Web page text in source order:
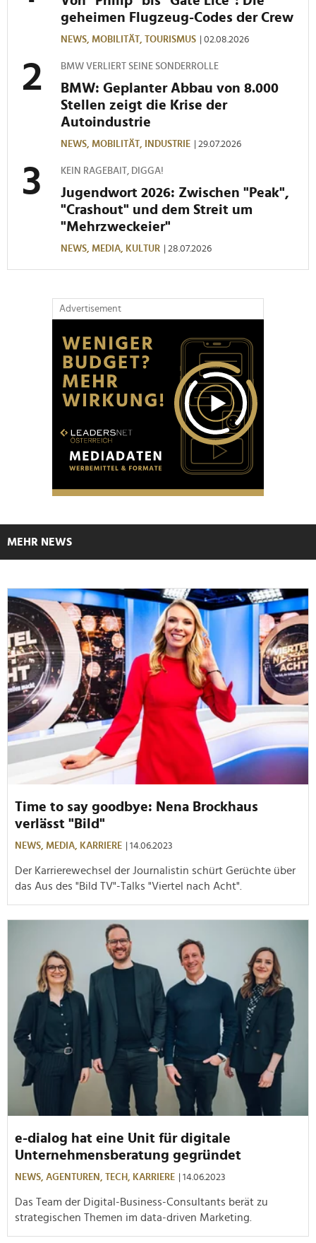
geheimen Flugzeug-Codes der Crew
NEWS, MOBILITÄT, TOURISMUS | 02.08.2026
BMW VERLIERT SEINE SONDERROLLE
BMW: Geplanter Abbau von 8.000
Stellen zeigt die Krise der
Autoindustrie
NEWS, MOBILITÄT, INDUSTRIE | 29.07.2026
KEIN RAGEBAIT, DIGGA!
Jugendwort 2026: Zwischen "Peak",
"Crashout" und dem Streit um
"Mehrzweckeier"
NEWS, MEDIA, KULTUR | 28.07.2026
Advertisement
MEHR NEWS
Time to say goodbye: Nena Brockhaus
verlässt "Bild"
NEWS, MEDIA, KARRIERE | 14.06.2023
Der Karrierewechsel der Journalistin schürt Gerüchte über
das Aus des "Bild TV"-Talks "Viertel nach Acht".
e-dialog hat eine Unit für digitale
Unternehmensberatung gegründet
NEWS, AGENTUREN, TECH, KARRIERE | 14.06.2023
Das Team der Digital-Business-Consultants berät zu
strategischen Themen im data-driven Marketing.